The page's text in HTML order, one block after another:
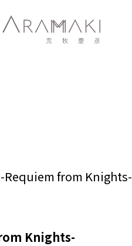
-Requiem from Knights-
Knights-